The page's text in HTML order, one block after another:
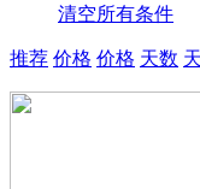
清空所有条件
推荐 价格 价格 天数